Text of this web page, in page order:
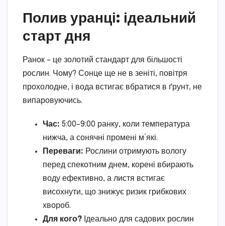
Полив уранці: ідеальний
старт дня
Ранок – це золотий стандарт для більшості
рослин. Чому? Сонце ще не в зеніті, повітря
прохолодне, і вода встигає вбратися в ґрунт, не
випаровуючись.
Час: 5:00–9:00 ранку, коли температура
нижча, а сонячні промені м’які.
Переваги: Рослини отримують вологу
перед спекотним днем, корені вбирають
воду ефективно, а листя встигає
висохнути, що знижує ризик грибкових
хвороб.
Для кого? Ідеально для садових рослин